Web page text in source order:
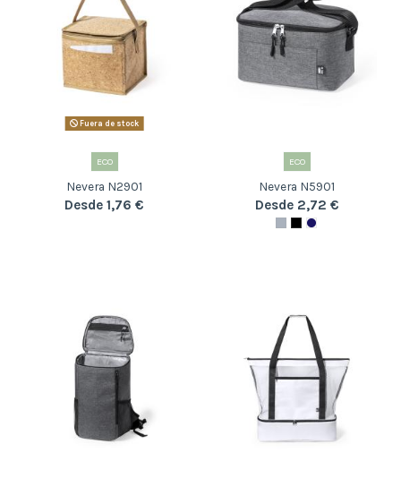
Fuera de stock
ECO
Nevera N2901
Desde 1,76 €
ECO
Nevera N5901
Desde 2,72 €